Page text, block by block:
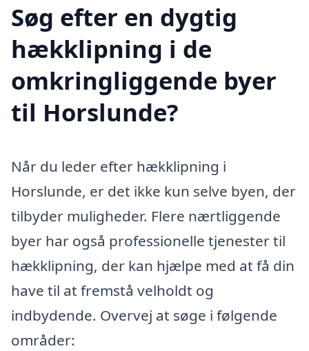
Søg efter en dygtig
hækklipning i de
omkringliggende byer
til Horslunde?
Når du leder efter hækklipning i
Horslunde, er det ikke kun selve byen, der
tilbyder muligheder. Flere nærtliggende
byer har også professionelle tjenester til
hækklipning, der kan hjælpe med at få din
have til at fremstå velholdt og
indbydende. Overvej at søge i følgende
områder: